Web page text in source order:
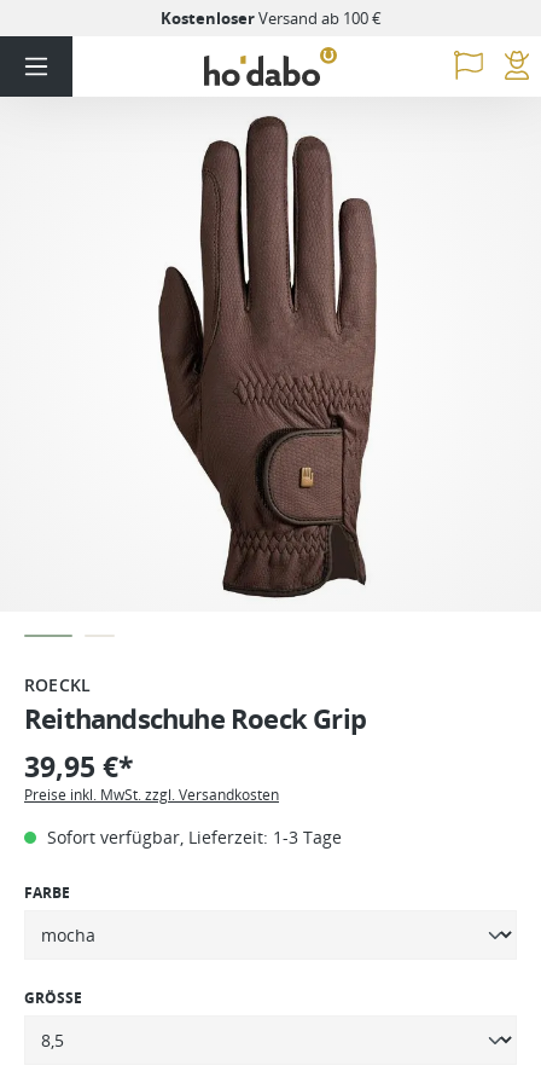
KostenloserVersand ab 100 €
ROECKL
Reithandschuhe Roeck Grip
39,95 €*
Preise inkl. MwSt. zzgl. Versandkosten
Sofort verfügbar, Lieferzeit: 1-3 Tage
FARBE
GRÖSSE